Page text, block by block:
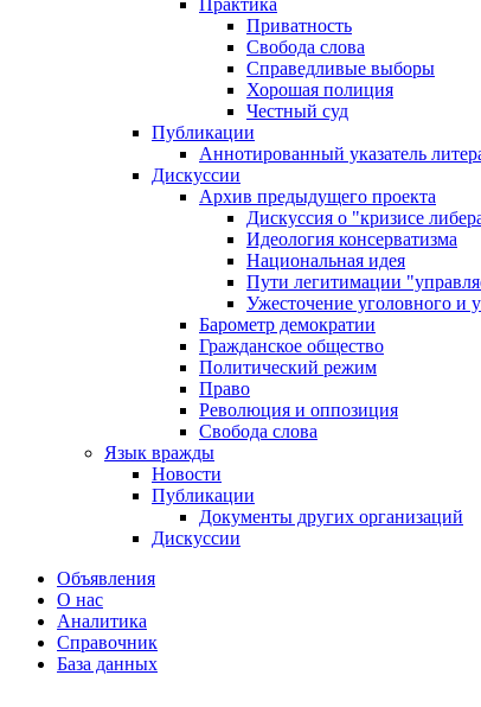
Практика
Приватность
Свобода слова
Справедливые выборы
Хорошая полиция
Честный суд
Публикации
Аннотированный указатель
Дискуссии
Архив предыдущего проекта
Дискуссия о "кризисе
Идеология консерватизма
Национальная идея
Пути легитимации
Ужесточение уголовного и
Барометр демократии
Гражданское общество
Политический режим
Право
Революция и оппозиция
Свобода слова
Язык вражды
Новости
Публикации
Документы других организаций
Дискуссии
Объявления
О нас
Аналитика
Справочник
База данных